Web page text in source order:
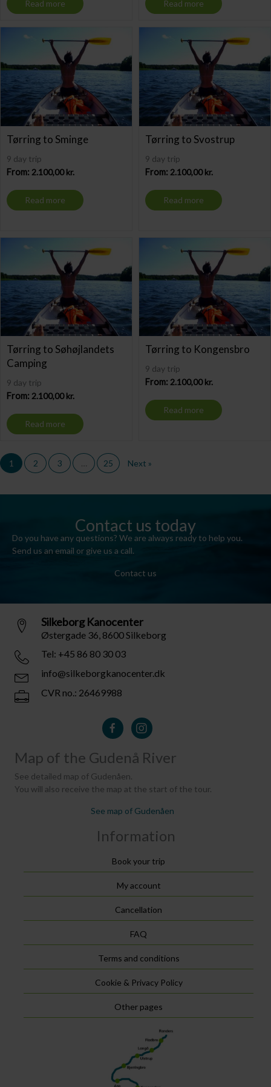
Read more Read more
Tørring to Sminge
9 day trip
From: 2.100,00kr.
Read more
Tørring to Svostrup
9 day trip
From: 2.100,00kr.
Read more
Tørring to Søhøjlandets
Camping
9 day trip
From: 2.100,00kr.
Read more
Tørring to Kongensbro
9 day trip
From: 2.100,00kr.
Read more
1 2 3 … 25 Next »
Contact us today
Do you have any questions? We are always ready to help you.
Send us an email or give us a call.
Contact us
Silkeborg Kanocenter
Østergade 36, 8600 Silkeborg
Tel: +45 86 80 30 03
info@silkeborgkanocenter.dk
CVR no.: 26469988
Map of the Gudenå River
See detailed map of Gudenåen.
You will also receive the map at the start of the tour.
See map of Gudenåen
Information
Book your trip
My account
Cancellation
FAQ
Terms and conditions
Cookie & Privacy Policy
Other pages